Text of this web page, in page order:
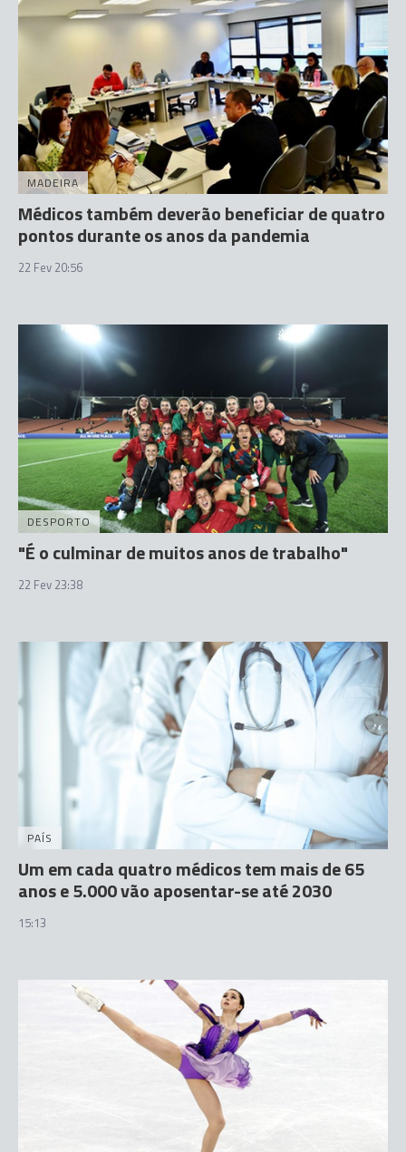
MADEIRA
Médicos também deverão beneficiar de quatro
pontos durante os anos da pandemia
22 Fev 20:56
DESPORTO
"É o culminar de muitos anos de trabalho"
22 Fev 23:38
PAÍS
Um em cada quatro médicos tem mais de 65
anos e 5.000 vão aposentar-se até 2030
15:13